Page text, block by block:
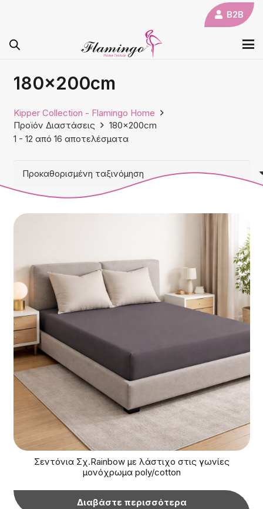
B2B
180x200cm
Kipper Collection - Flamingo Home
Προϊόν Διαστάσεις
180x200cm
1 - 12 από 16 αποτελέσματα
Σεντόνια Σχ.Rainbow με λάστιχο στις γωνίες
μονόχρωμα poly/cotton
Διαβάστε περισσότερα